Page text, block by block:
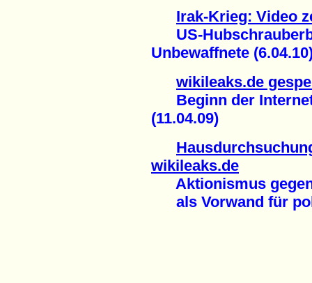
Irak-Krieg: Video
US-
Unbewaffnete
wikileaks.de
Beginn der
(11.04.09)
wikileaks.de
Aktionismus
als Vorwand für